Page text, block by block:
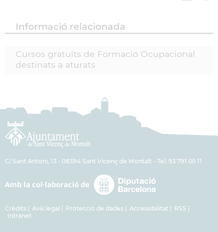
Informació relacionada
Cursos gratuïts de Formació Ocupacional
destinats a aturats
C/ Sant Antoni, 13 - 08394 Sant Vicenç de Montalt - Tel. 93 791 05 11
Crèdits Avís legal Protecció de dades Accessibilitat
RSS
Intranet